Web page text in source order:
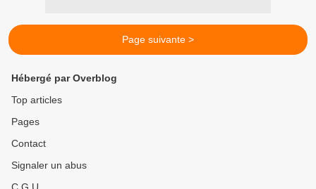
Page suivante >
Hébergé par Overblog
Top articles
Pages
Contact
Signaler un abus